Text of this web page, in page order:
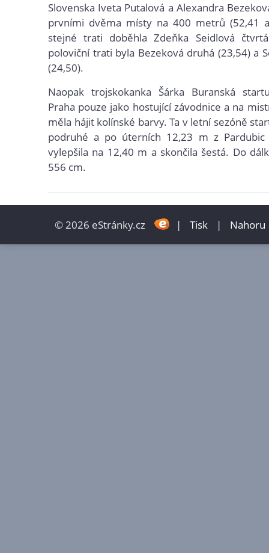
Slovenska Iveta Putalová a Alexandra
prvními dvěma místy na 400 metrů (52,41
stejné trati doběhla Zdeňka Seidlová
poloviční trati byla Bezeková druhá (23,54) a
(24,50).
Naopak trojskokanka Šárka Buranská
Praha pouze jako hostující závodnice a na
měla hájit kolínské barvy. Ta v letní sezóně
podruhé a po úterních 12,23 m z
vylepšila na 12,40 m a skončila šestá. Do
556 cm.
© 2026 eStránky.cz | Tisk | Nahoru